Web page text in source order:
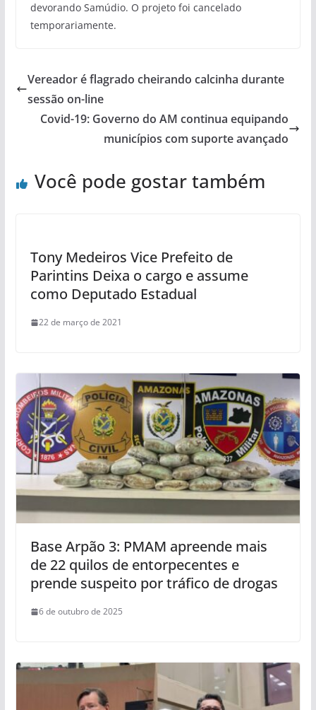
devorando Samúdio. O projeto foi cancelado
temporariamente.
Vereador é flagrado cheirando calcinha durante
sessão on-line
Covid-19: Governo do AM continua equipando
municípios com suporte avançado
Você pode gostar também
Tony Medeiros Vice Prefeito de
Parintins Deixa o cargo e assume
como Deputado Estadual
22 de março de 2021
Base Arpão 3: PMAM apreende mais
de 22 quilos de entorpecentes e
prende suspeito por tráfico de drogas
6 de outubro de 2025